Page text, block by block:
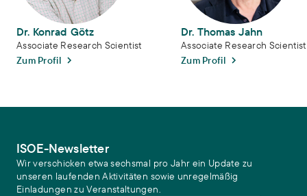
Dr. Konrad Götz
Associate Research Scientist
Zum Profil
Dr. Thomas Jahn
Associate Research Scientist
Zum Profil
ISOE-Newsletter
Wir verschicken etwa sechsmal pro Jahr ein Update zu
unseren laufenden Aktivitäten sowie unregelmäßig
Einladungen zu Veranstaltungen.